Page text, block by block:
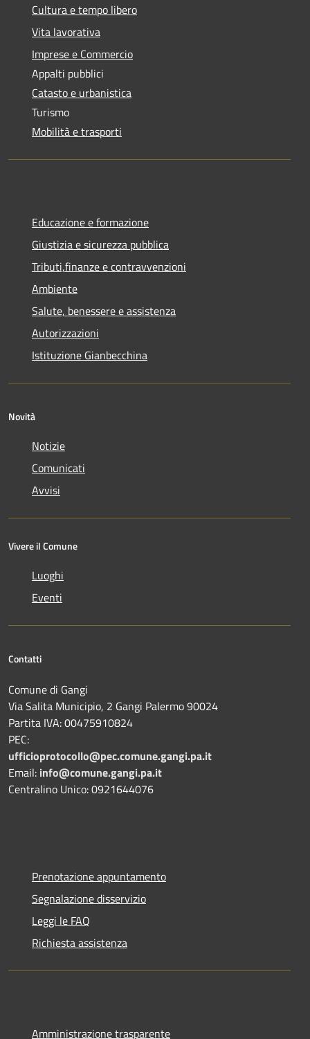
Cultura e tempo libero
Vita lavorativa
Imprese e Commercio
Appalti pubblici
Catasto e urbanistica
Turismo
Mobilità e trasporti
Educazione e formazione
Giustizia e sicurezza pubblica
Tributi,finanze e contravvenzioni
Ambiente
Salute, benessere e assistenza
Autorizzazioni
Istituzione Gianbecchina
Novità
Notizie
Comunicati
Avvisi
Vivere il Comune
Luoghi
Eventi
Contatti
Comune di Gangi
Via Salita Municipio, 2 Gangi Palermo 90024
Partita IVA: 00475910824
PEC:
ufficioprotocollo@pec.comune.gangi.pa.it
Email: info@comune.gangi.pa.it
Centralino Unico: 0921644076
Prenotazione appuntamento
Segnalazione disservizio
Leggi le FAQ
Richiesta assistenza
Amministrazione trasparente